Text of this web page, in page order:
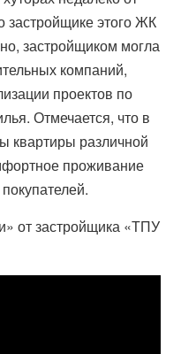
этого ЖК
застройщиком могла
компаний,
проектов по
Отмечается, что в
квартиры различной
проживание
от застройщика «ТПУ